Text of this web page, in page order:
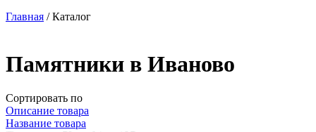
Главная /Каталог
Памятники в Иваново
Сортировать по
Описание товара
Название товара